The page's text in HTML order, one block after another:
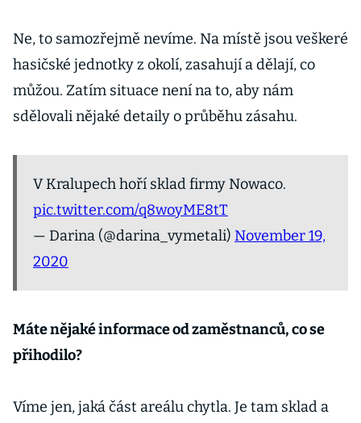
Ne, to samozřejmě nevíme. Na místě jsou veškeré
hasičské jednotky z okolí, zasahují a dělají, co
můžou. Zatím situace není na to, aby nám
sdělovali nějaké detaily o průběhu zásahu.
V Kralupech hoří sklad firmy Nowaco.
pic.twitter.com/q8woyME8tT
— Darina (@darina_vymetali) November 19,
2020
Máte nějaké informace od zaměstnanců, co se
přihodilo?
Víme jen, jaká část areálu chytla. Je tam sklad a